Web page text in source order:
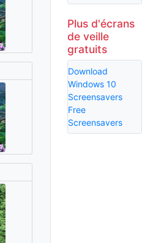
Plus d'écrans
de veille
gratuits
Download
Windows 10
Screensavers
Free
Screensavers